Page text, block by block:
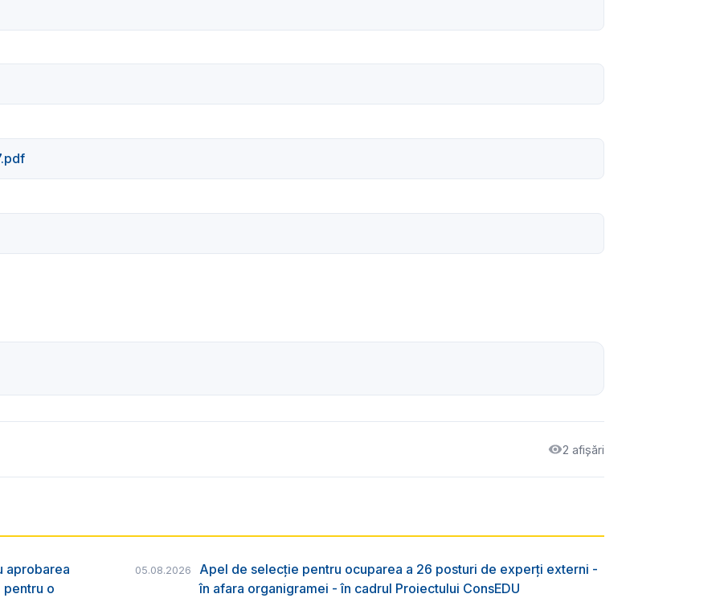
2 afișări
aprobarea
pentru o
05.08.2026
Apel de selecție pentru ocuparea a 26 posturi de experți externi -
în afara organigramei - în cadrul Proiectului ConsEDU